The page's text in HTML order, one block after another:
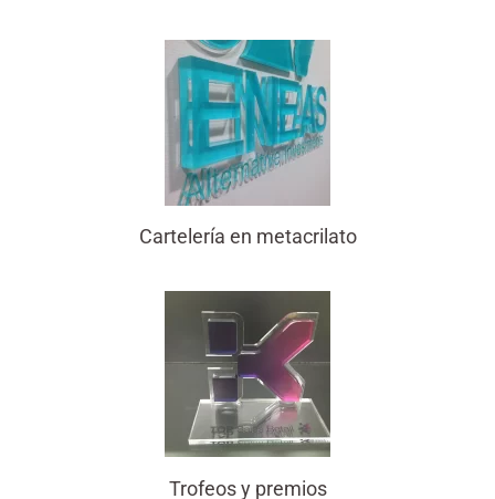
Cartelería en metacrilato
Trofeos y premios